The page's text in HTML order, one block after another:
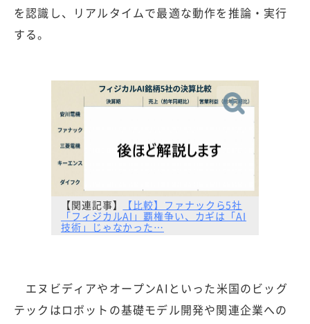
を認識し、リアルタイムで最適な動作を推論・実行
する。
【関連記事】
【比較】ファナックら5社
「フィジカルAI」覇権争い、カギは「AI
技術」じゃなかった…
エヌビディアやオープンAIといった米国のビッグ
テックはロボットの基礎モデル開発や関連企業への